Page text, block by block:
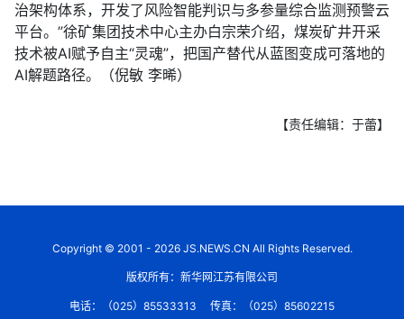
治架构体系，开发了风险智能判识与多参量综合监测预警云
平台。”徐矿集团技术中心主办白宗荣介绍，煤炭矿井开采
技术被AI赋予自主“灵魂”，把国产替代从蓝图变成可落地的
AI解题路径。（倪敏 李晞）
【责任编辑：于蕾】
Copyright © 2001 - 2026 JS.NEWS.CN All Rights Reserved.
版权所有：新华网江苏有限公司
电话：（025）85533313 传真：（025）85602215